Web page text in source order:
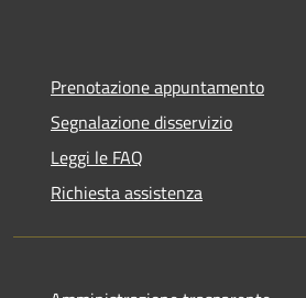
Prenotazione appuntamento
Segnalazione disservizio
Leggi le FAQ
Richiesta assistenza